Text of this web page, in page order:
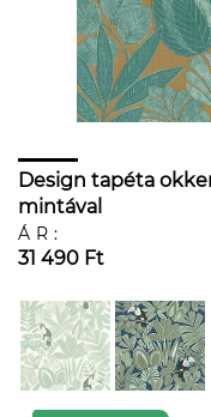
Design tapéta
mintával
ÁR:
31 490 Ft